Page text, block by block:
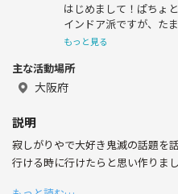
はじめまして！ぱちょ
インドア派ですが、た
もっと見る
主な活動場所
大阪府
説明
寂しがりやで大好き鬼滅の話題を
行ける時に行けたらと思い作りま